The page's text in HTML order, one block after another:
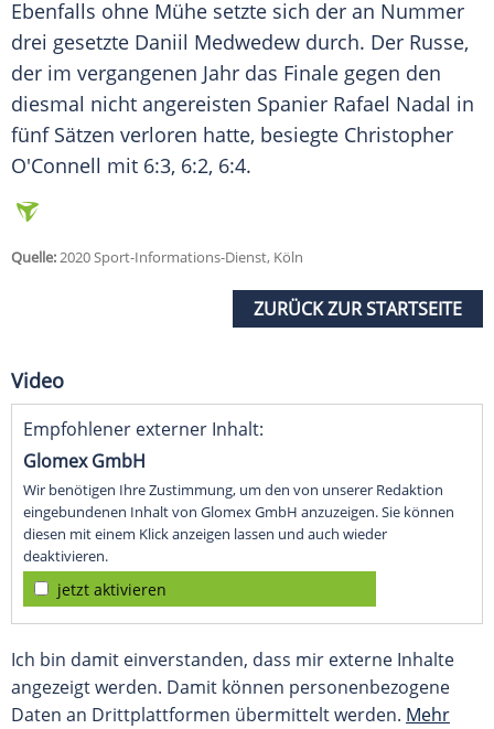
Ebenfalls ohne Mühe setzte sich der an Nummer
drei gesetzte Daniil Medwedew durch. Der Russe,
der im vergangenen Jahr das Finale gegen den
diesmal nicht angereisten Spanier Rafael Nadal in
fünf Sätzen verloren hatte, besiegte Christopher
O'Connell mit 6:3, 6:2, 6:4.
Quelle:2020 Sport-Informations-Dienst, Köln
ZURÜCK ZUR STARTSEITE
Video
Empfohlener externer Inhalt:
Glomex GmbH
Wir benötigen Ihre Zustimmung, um den von unserer Redaktion
eingebundenen Inhalt von Glomex GmbH anzuzeigen. Sie können
diesen mit einem Klick anzeigen lassen und auch wieder
deaktivieren.
jetzt aktivieren
Ich bin damit einverstanden, dass mir externe Inhalte
angezeigt werden. Damit können personenbezogene
Daten an Drittplattformen übermittelt werden. Mehr